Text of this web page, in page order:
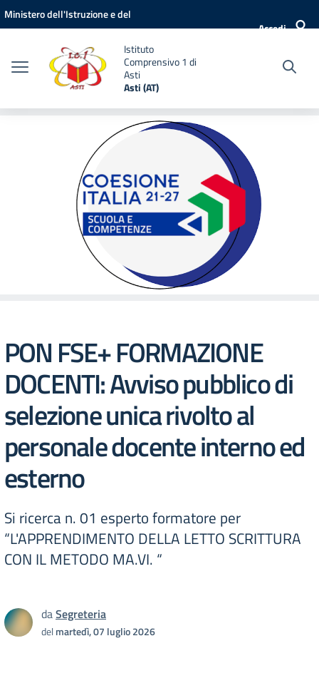
Vai ai contenuti
Vai al menu di navigazione
Vai al footer
Ministero dell'Istruzione e del
Accedi
Istituto
Comprensivo 1 di
Asti
Asti (AT)
PON FSE+ FORMAZIONE
DOCENTI: Avviso pubblico di
selezione unica rivolto al
personale docente interno ed
esterno
Si ricerca n. 01 esperto formatore per
“L'APPRENDIMENTO DELLA LETTO SCRITTURA
CON IL METODO MA.VI. “
daSegreteria
delmartedì, 07 luglio 2026